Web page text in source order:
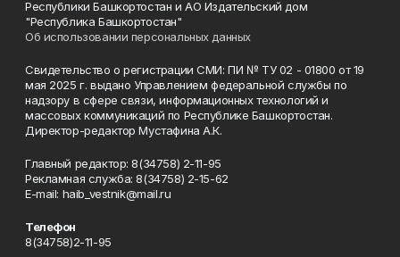
Республики Башкортостан и АО Издательский дом
"Республика Башкортостан"
Об использовании персональных данных
Свидетельство о регистрации СМИ: ПИ № ТУ 02 - 01800 от 19
мая 2025 г. выдано Управлением федеральной службы по
надзору в сфере связи, информационных технологий и
массовых коммуникаций по Республике Башкортостан.
Директор-редактор Мустафина А.К.
Главный редактор: 8(34758) 2-11-95
Рекламная служба: 8(34758) 2-15-62
Е-mаil: haib_vestnik@mail.ru
Телефон
8(34758)2-11-95